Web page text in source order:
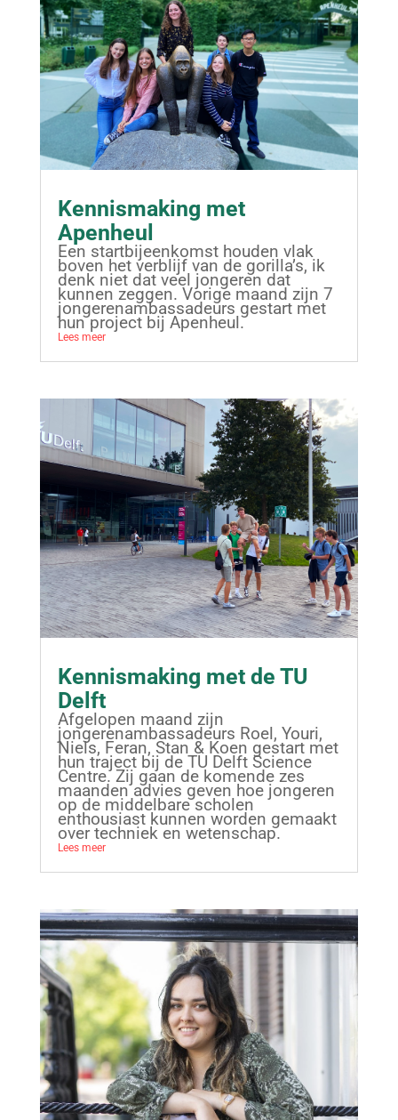
Kennismaking met
Apenheul
Een startbijeenkomst houden vlak
boven het verblijf van de gorilla’s, ik
denk niet dat veel jongeren dat
kunnen zeggen. Vorige maand zijn 7
jongerenambassadeurs gestart met
hun project bij Apenheul.
Lees meer
Kennismaking met de TU
Delft
Afgelopen maand zijn
jongerenambassadeurs Roel, Youri,
Niels, Feran, Stan & Koen gestart met
hun traject bij de TU Delft Science
Centre. Zij gaan de komende zes
maanden advies geven hoe jongeren
op de middelbare scholen
enthousiast kunnen worden gemaakt
over techniek en wetenschap.
Lees meer